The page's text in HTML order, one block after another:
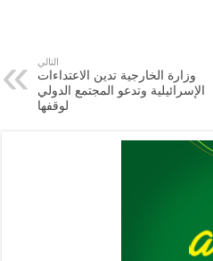
p
p
التالي
وزارة الخارجية تدين الاعتداءات
الإسرائيلية وتدعو المجتمع الدولي
لوقفها